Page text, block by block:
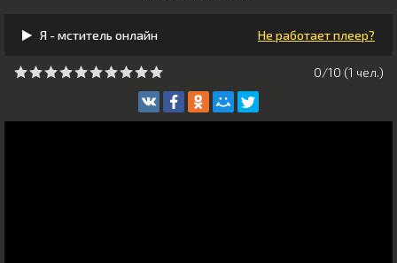
Я - мститель онлайн Не работает плеер?
0/10 (1 чeл.)